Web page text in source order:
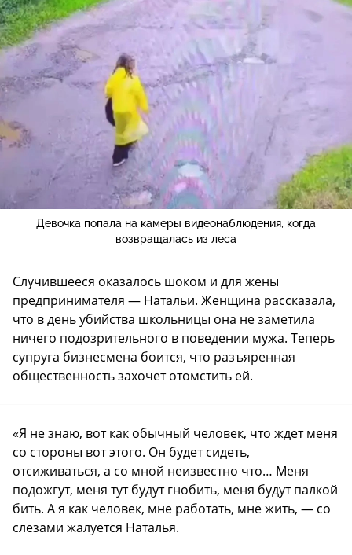
Девочка попала на камеры видеонаблюдения, когда
возвращалась из леса
Случившееся оказалось шоком и для жены
предпринимателя — Натальи. Женщина рассказала,
что в день убийства школьницы она не заметила
ничего подозрительного в поведении мужа. Теперь
супруга бизнесмена боится, что разъяренная
общественность захочет отомстить ей.
«Я не знаю, вот как обычный человек, что ждет меня
со стороны вот этого. Он будет сидеть,
отсиживаться, а со мной неизвестно что… Меня
подожгут, меня тут будут гнобить, меня будут палкой
бить. А я как человек, мне работать, мне жить, — со
слезами жалуется Наталья.